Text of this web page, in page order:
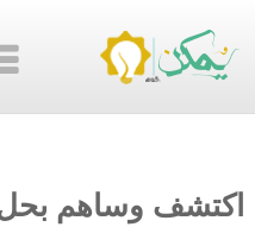
اكتشف وساهم